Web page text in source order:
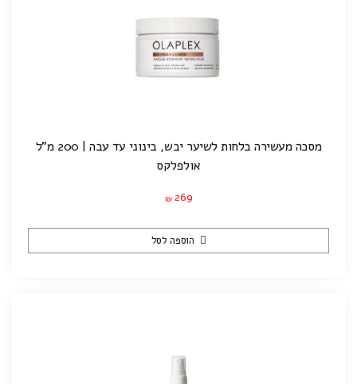
מסכה מעשירה בלחות לשיער יבש, בינוני עד עבה | 200 מ"ל
אולפלקס
₪ 269
הוספה לסל